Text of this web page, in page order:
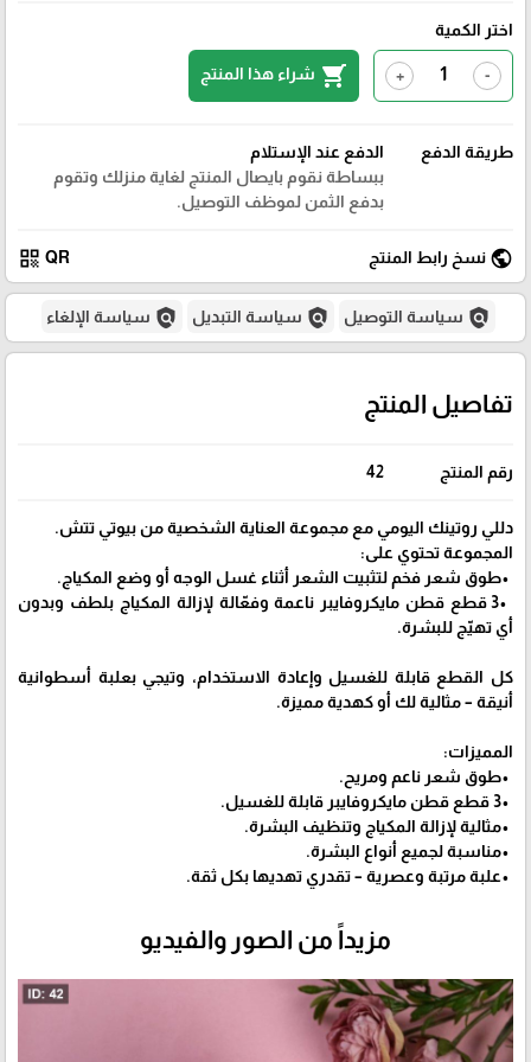
اختر الكمية
-
+
shopping_cart شراء هذا المنتج
طريقة الدفع
الدفع عند الإستلام
ببساطة نقوم بايصال المنتج لغاية منزلك وتقوم
بدفع الثمن لموظف التوصيل.
public نسخ رابط المنتج QR
qr_code
policy سياسة التوصيل policy سياسة التبديل policy سياسة الإلغاء
تفاصيل المنتج
رقم المنتج 42
دللي روتينك اليومي مع مجموعة العناية الشخصية من بيوتي تتش.
المجموعة تحتوي على:
•طوق شعر فخم لتثبيت الشعر أثناء غسل الوجه أو وضع المكياج.
•3 قطع قطن مايكروفايبر ناعمة وفعّالة لإزالة المكياج بلطف وبدون
أي تهيّج للبشرة.
كل القطع قابلة للغسيل وإعادة الاستخدام، وتيجي بعلبة أسطوانية
أنيقة – مثالية لك أو كهدية مميزة.
المميزات:
•طوق شعر ناعم ومريح.
•3 قطع قطن مايكروفايبر قابلة للغسيل.
•مثالية لإزالة المكياج وتنظيف البشرة.
•مناسبة لجميع أنواع البشرة.
•علبة مرتبة وعصرية – تقدري تهديها بكل ثقة.
مزيداً من الصور والفيديو